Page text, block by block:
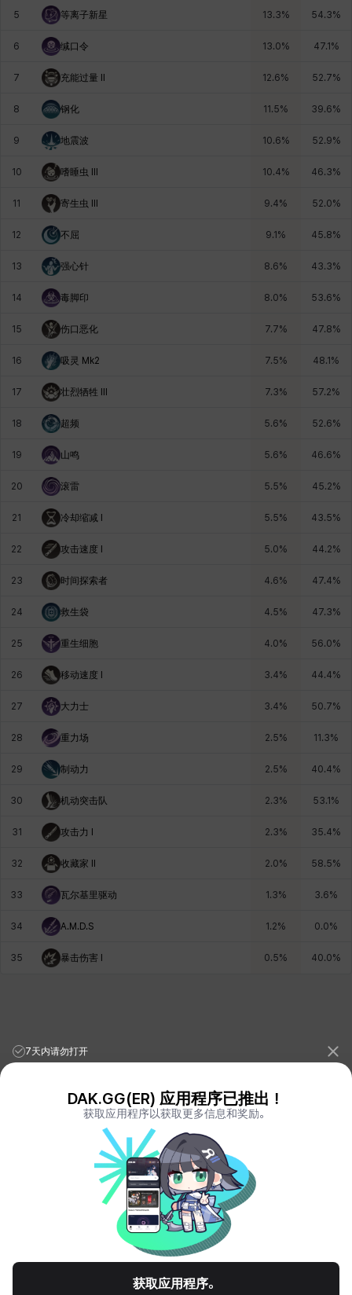
肯尼思
芭芭拉
西尔维娅 费利克斯
阿德瑞娜 阿迪娜 雪琳
雷妮 马库斯 鼻荆
5 等离子新星 13.3% 54.3%
6 缄口令 13.0% 47.1%
7 充能过量 Il 12.6% 52.7%
8 钢化 11.5% 39.6%
9 地震波 10.6% 52.9%
10 嗜睡虫 Ill 10.4% 46.3%
11 寄生虫 Ill 9.4% 52.0%
12 不屈 9.1% 45.8%
13 强心针 8.6% 43.3%
14 毒脚印 8.0% 53.6%
15 伤口恶化 7.7% 47.8%
16 吸灵 Mk2 7.5% 48.1%
17 壮烈牺牲 Ill 7.3% 57.2%
18 超频 5.6% 52.6%
19 山鸣 5.6% 46.6%
20 滚雷 5.5% 45.2%
21 冷却缩减 I 5.5% 43.5%
22 攻击速度 I 5.0% 44.2%
23 时间探索者 4.6% 47.4%
24 救生袋 4.5% 47.3%
25 重生细胞 4.0% 56.0%
26 移动速度 I 3.4% 44.4%
27 大力士 3.4% 50.7%
28 重力场 2.5% 11.3%
29 制动力 2.5% 40.4%
30 机动突击队 2.3% 53.1%
31 攻击力 I 2.3% 35.4%
32 收藏家 Il 2.0% 58.5%
33 瓦尔基里驱动 1.3% 3.6%
34 A.M.D.S 1.2% 0.0%
35 暴击伤害 I 0.5% 40.0%
League of Legends StatsPORO.GG
Teamfight Tactics Stats
LOLCHESS.GG
VALORANT.DAK.GG
PUBG.DAK.GG
Eternal Return StatsER.DAK.GG
Genshin Impact Stats
GENSHIN.DAK.GG
DEADLOCK.DAK.GG
Terms of Service Privacy Notice
© All Rights Reserved. Hosted by PlayXP Inc. Eternal Return and all related
7天内请勿打开
DAK.GG(ER) 应用程序已推出！
获取应用程序以获取更多信息和奖励。
获取应用程序。